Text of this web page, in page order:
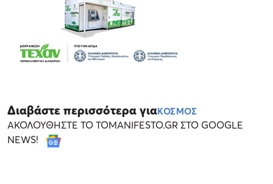
Διαβάστε περισσότερα γιαΚΟΣΜΟΣ
ΑΚΟΛΟΥΘΗΣΤΕ ΤΟ TOMANIFESTO.GR ΣΤΟ GOOGLE
NEWS!